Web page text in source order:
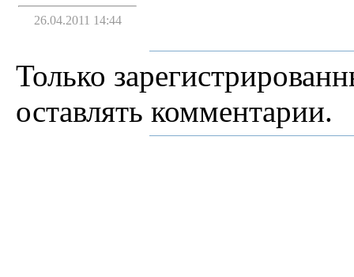
26.04.2011 14:44
Только
оставлять комментарии.